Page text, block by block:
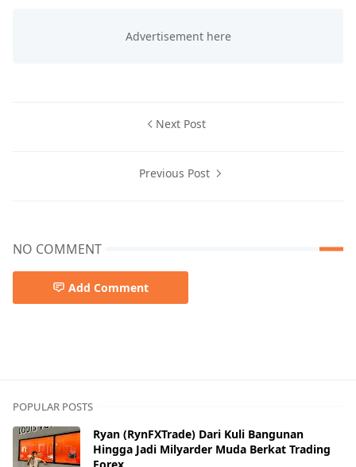
Next Post
Previous Post
NO COMMENT
Add Comment
POPULAR POSTS
Ryan (RynFXTrade) Dari Kuli Bangunan
Hingga Jadi Milyarder Muda Berkat Trading